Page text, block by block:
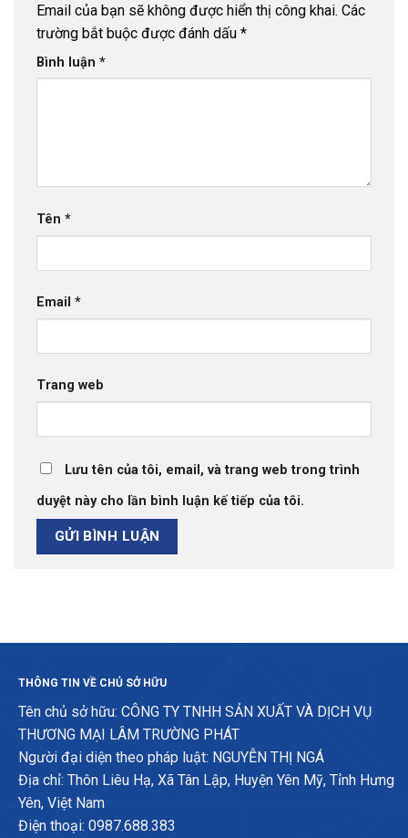
Email của bạn sẽ không được hiển thị công khai. Các
trường bắt buộc được đánh dấu *
Bình luận *
Tên *
Email *
Trang web
Lưu tên của tôi, email, và trang web trong trình
duyệt này cho lần bình luận kế tiếp của tôi.
THÔNG TIN VỀ CHỦ SỞ HỮU
Tên chủ sở hữu: CÔNG TY TNHH SẢN XUẤT VÀ DỊCH VỤ
THƯƠNG MẠI LÂM TRƯỜNG PHÁT
Người đại diện theo pháp luật: NGUYỄN THỊ NGÁ
Địa chỉ: Thôn Liêu Hạ, Xã Tân Lập, Huyện Yên Mỹ, Tỉnh Hưng
Yên, Việt Nam
Điện thoại: 0987.688.383